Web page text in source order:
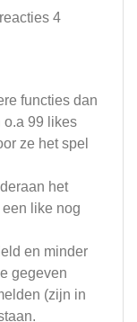
4
functies dan
o.a 99 likes
ze het spel
het
like nog
en minder
gegeven
(zijn in